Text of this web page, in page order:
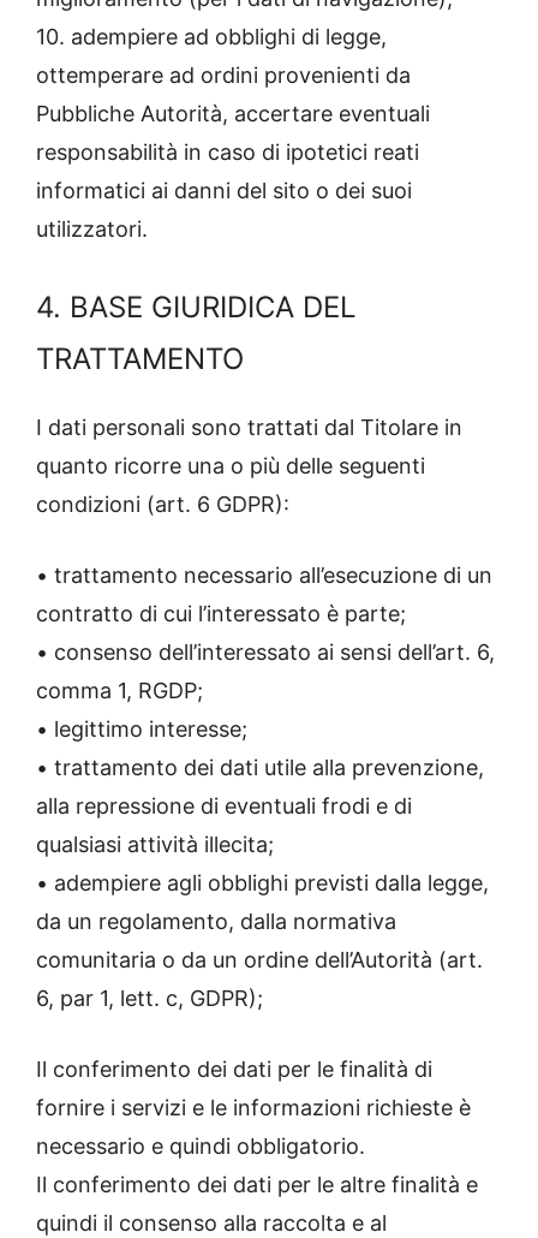
10. adempiere ad obblighi di legge,
ottemperare ad ordini provenienti da
Pubbliche Autorità, accertare eventuali
responsabilità in caso di ipotetici reati
informatici ai danni del sito o dei suoi
utilizzatori.
4. BASE GIURIDICA DEL
TRATTAMENTO
I dati personali sono trattati dal Titolare in
quanto ricorre una o più delle seguenti
condizioni (art. 6 GDPR):
• trattamento necessario all’esecuzione di un
contratto di cui l’interessato è parte;
• consenso dell’interessato ai sensi dell’art. 6,
comma 1, RGDP;
• legittimo interesse;
• trattamento dei dati utile alla prevenzione,
alla repressione di eventuali frodi e di
qualsiasi attività illecita;
• adempiere agli obblighi previsti dalla legge,
da un regolamento, dalla normativa
comunitaria o da un ordine dell’Autorità (art.
6, par 1, lett. c, GDPR);
Il conferimento dei dati per le finalità di
fornire i servizi e le informazioni richieste è
necessario e quindi obbligatorio.
Il conferimento dei dati per le altre finalità e
quindi il consenso alla raccolta e al